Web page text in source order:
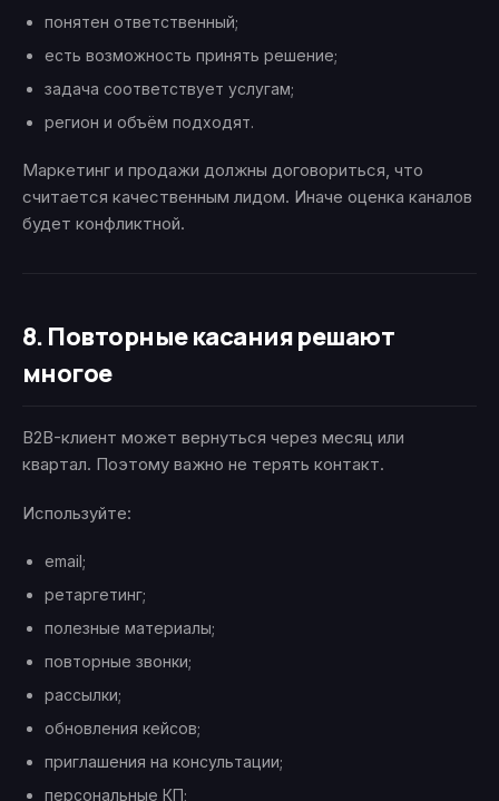
понятен ответственный;
есть возможность принять решение;
задача соответствует услугам;
регион и объём подходят.
Маркетинг и продажи должны договориться, что
считается качественным лидом. Иначе оценка каналов
будет конфликтной.
8. Повторные касания решают
многое
B2B-клиент может вернуться через месяц или
квартал. Поэтому важно не терять контакт.
Используйте:
email;
ретаргетинг;
полезные материалы;
повторные звонки;
рассылки;
обновления кейсов;
приглашения на консультации;
персональные КП;